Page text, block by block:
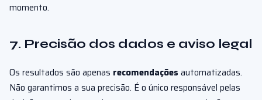
momento.
7. Precisão dos dados e aviso legal
Os resultados são apenas recomendações automatizadas.
Não garantimos a sua precisão. É o único responsável pelas